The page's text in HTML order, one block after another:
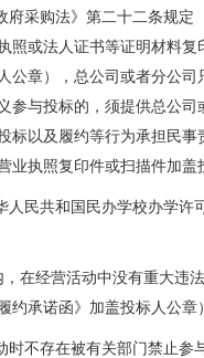
府采购法》第二十二条规定
照或法人证书等证明材料
公章），总公司或者分公
参与投标的，须提供总公
标以及履约等行为承担民
业执照复印件或扫描件加
人民共和国民办学校办学许
在经营活动中没有重大违
约承诺函》加盖投标人公章
时不存在被有关部门禁止参